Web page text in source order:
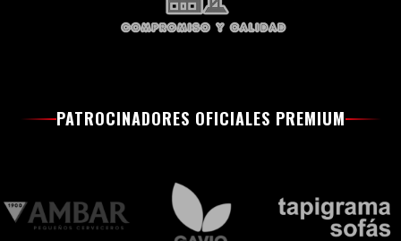
PATROCINADORES OFICIALES PREMIUM